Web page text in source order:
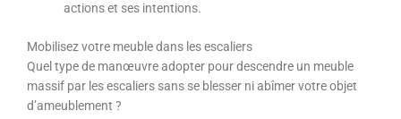
actions et ses intentions.
Mobilisez votre meuble dans les escaliers
Quel type de manœuvre adopter pour descendre un meuble
massif par les escaliers sans se blesser ni abîmer votre objet
d’ameublement ?